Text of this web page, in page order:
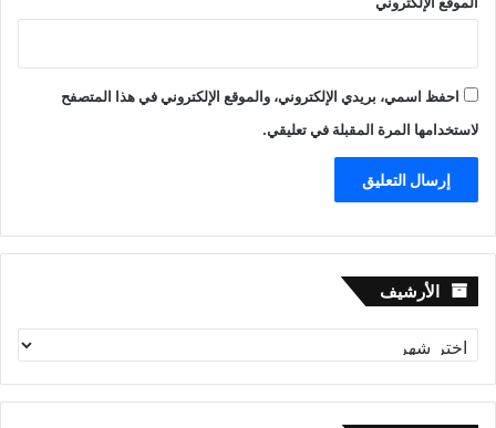
احفظ اسمي، بريدي الإلكتروني، والموقع الإلكتروني في هذا المتصفح
لاستخدامها المرة المقبلة في تعليقي.
الأرشيف الأرشيف